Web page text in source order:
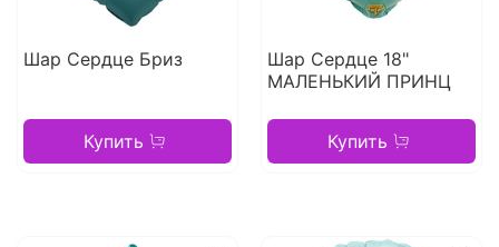
Шар Сердце Бриз
Купить
Шар Сердце 18"
МАЛЕНЬКИЙ ПРИНЦ
Купить